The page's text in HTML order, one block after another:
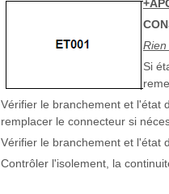
Rien
Si
Vérifier le branchement et l'état
remplacer le connecteur si
Vérifier le branchement et l'état
Contrôler l'isolement, la